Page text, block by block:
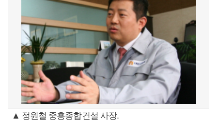
▲ 정원철 중흥종합건설 사장.